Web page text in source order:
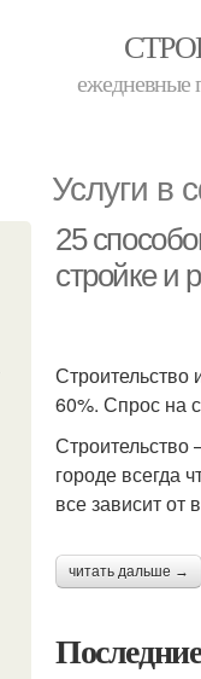
ежедневные
Услуги в
25
стройке и
Строительство
60%. Спрос на
Строительство
городе всегда
все зависит от
читать дальше →